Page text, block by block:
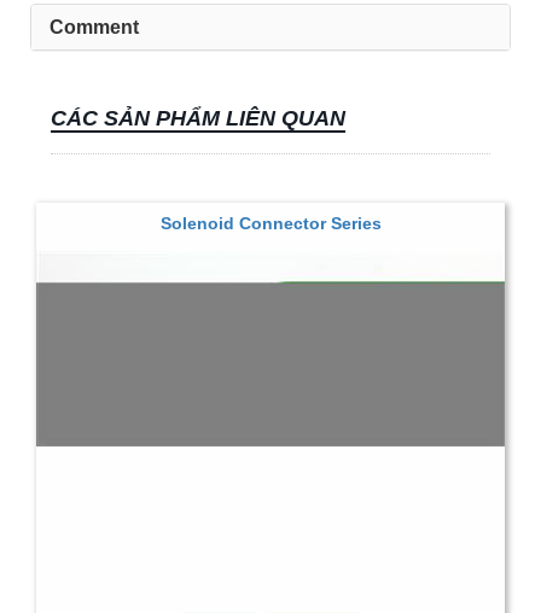
Comment
CÁC SẢN PHẨM LIÊN QUAN
Solenoid Connector Series